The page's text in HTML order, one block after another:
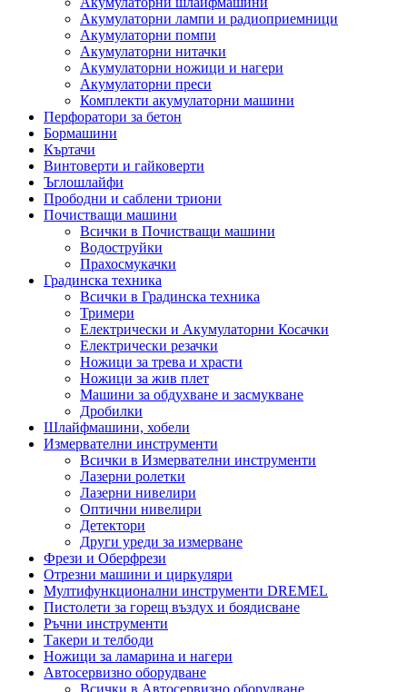
Акумулаторни лампи и радиоприемници
Акумулаторни помпи
Акумулаторни нитачки
Акумулаторни ножици и нагери
Акумулаторни преси
Комплекти акумулаторни машини
Перфоратори за бетон
Бормашини
Къртачи
Винтоверти и гайковерти
Ъглошлайфи
Прободни и саблени триони
Почистващи машини
Всички в Почистващи машини
Водоструйки
Прахосмукачки
Градинска техника
Всички в Градинска техника
Тримери
Електрически и Акумулаторни Косачки
Електрически резачки
Ножици за трева и храсти
Ножици за жив плет
Машини за обдухване и засмукване
Дробилки
Шлайфмашини, хобели
Измервателни инструменти
Всички в Измервателни инструменти
Лазерни ролетки
Лазерни нивелири
Оптични нивелири
Детектори
Други уреди за измерване
Фрези и Оберфрези
Отрезни машини и циркуляри
Мултифункционални инструменти DREMEL
Пистолети за горещ въздух и боядисване
Ръчни инструменти
Такери и телбоди
Ножици за ламарина и нагери
Автосервизно оборудване
Всички в Автосервизно оборудване